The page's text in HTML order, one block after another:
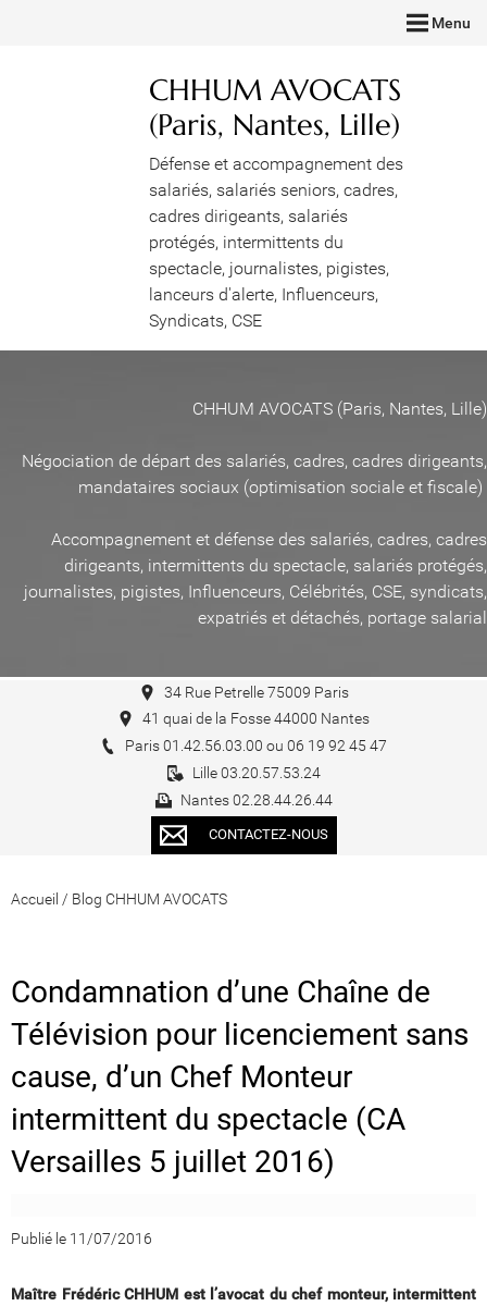
Menu
CHHUM AVOCATS
(Paris, Nantes, Lille)
Défense et accompagnement des
salariés, salariés seniors, cadres,
cadres dirigeants, salariés
protégés, intermittents du
spectacle, journalistes, pigistes,
lanceurs d'alerte, Influenceurs,
Syndicats, CSE
CHHUM AVOCATS (Paris, Nantes, Lille)
Négociation de départ des salariés, cadres, cadres dirigeants,
mandataires sociaux (optimisation sociale et fiscale)
Accompagnement et défense des salariés, cadres, cadres
dirigeants, intermittents du spectacle, salariés protégés,
journalistes, pigistes, Influenceurs, Célébrités, CSE, syndicats,
expatriés et détachés, portage salarial
34 Rue Petrelle 75009 Paris
41 quai de la Fosse 44000 Nantes
Paris 01.42.56.03.00 ou 06 19 92 45 47
Lille 03.20.57.53.24
Nantes 02.28.44.26.44
CONTACTEZ-NOUS
Accueil / Blog CHHUM AVOCATS
Condamnation d’une Chaîne de
Télévision pour licenciement sans
cause, d’un Chef Monteur
intermittent du spectacle (CA
Versailles 5 juillet 2016)
Publié le 11/07/2016
Maître Frédéric CHHUM est l’avocat du chef monteur, intermittent